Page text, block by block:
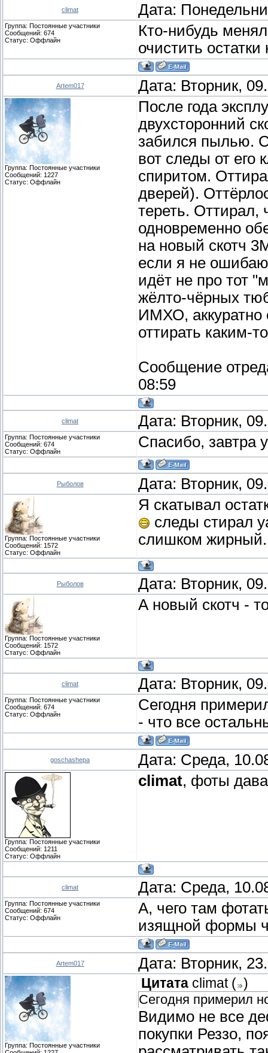
climat Дата:
Группа: Постоянные участники
Сообщений: 674
Статус: Оффлайн
Кто-нибудь
очистить
Artem017 Дата: Вторник,
Группа: Постоянные участники
Сообщений: 1227
Статус: Оффлайн
После года
двухсторонний
забился пылью.
вот следы от его
спиритом.
дверей).
тереть. Оттирал,
одновременно
на новый скотч
если я не
идёт не про тот
жёлто-чёрных
ИМХО, аккуратно
оттирать каким-
Сообщение
08:59
climat Дата: Вторник,
Группа: Постоянные участники
Сообщений: 674
Статус: Оффлайн
Спасибо, завтра
Рыболов Дата: Вторник,
Группа: Постоянные участники
Сообщений: 1572
Статус: Оффлайн
Я скатывал
следы стирал
слишком
Рыболов Дата: Вторник,
Группа: Постоянные участники
Сообщений: 1572
Статус: Оффлайн
А новый скотч -
climat Дата: Вторник,
Группа: Постоянные участники
Сообщений: 674
Статус: Оффлайн
Сегодня
- что все
goschashepa Дата: Среда,
Группа: Постоянные участники
Сообщений: 1211
Статус: Оффлайн
climat, фоты
climat Дата: Среда,
Группа: Постоянные участники
Сообщений: 674
Статус: Оффлайн
А, чего там
изящной формы
Artem017 Дата: Вторник,
Группа: Постоянные участники
Цитата climat( )
Сегодня примерил
Видимо не все
покупки Реззо,